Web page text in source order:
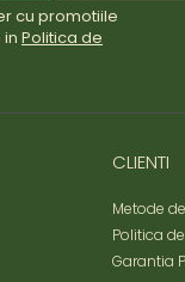
cu promotiile
Politica de
CLIENTI
Metode
Politica
Garantia